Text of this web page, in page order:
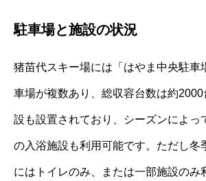
駐車場と施設の状況
猪苗代スキー場には「はやま中央駐車
車場が複数あり、総収容台数は約
設も設置されており、シーズンによっ
の入浴施設も利用可能です。ただし冬
にはトイレのみ、または一部施設のみ